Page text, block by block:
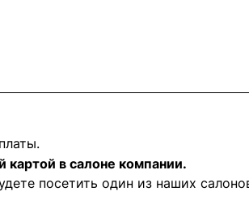
картой в салоне компании.
посетить один из наших